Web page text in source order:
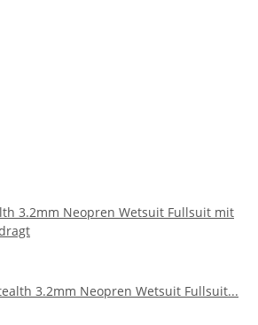
3.2mm Neopren Wetsuit Fullsuit mit